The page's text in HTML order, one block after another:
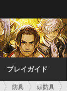
プレイガイド
防具 頭防具